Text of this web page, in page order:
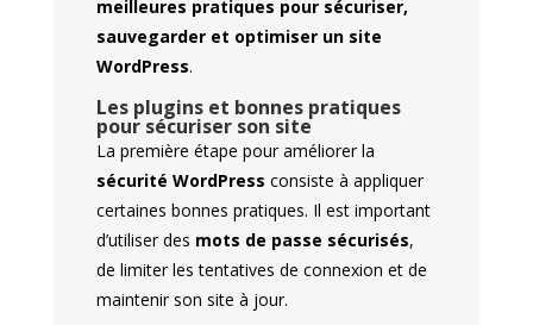
meilleures pratiques pour sécuriser,
sauvegarder et optimiser un site
WordPress.
Les plugins et bonnes pratiques
pour sécuriser son site
La première étape pour améliorer la
sécurité WordPress consiste à appliquer
certaines bonnes pratiques. Il est important
d’utiliser des mots de passe sécurisés,
de limiter les tentatives de connexion et de
maintenir son site à jour.